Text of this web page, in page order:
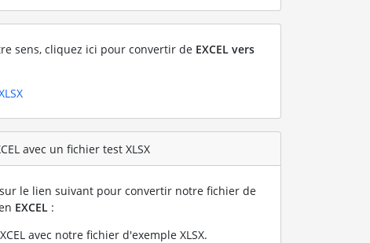
sens, cliquez ici pour convertir de EXCEL vers
avec un fichier test XLSX
sur le lien suivant pour convertir notre fichier de
EXCEL :
avec notre fichier d'exemple XLSX.